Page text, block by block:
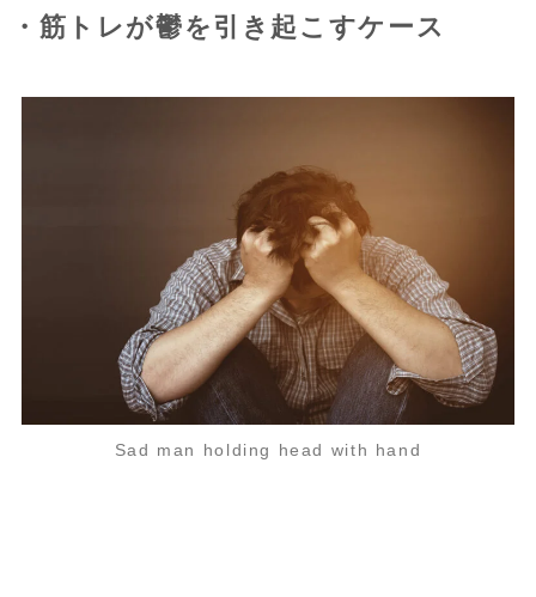
・筋トレが鬱を引き起こすケース
Sad man holding head with hand